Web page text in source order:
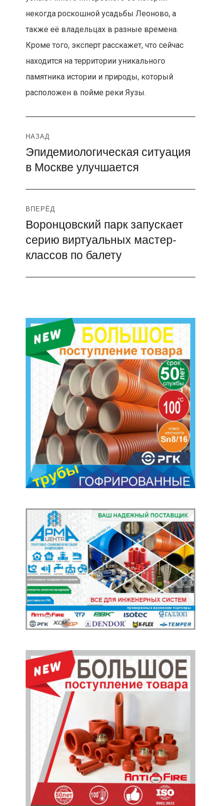
некогда роскошной усадьбы Леоново, а
также её владельцах в разные времена.
Кроме того, эксперт расскажет, что сейчас
находится на территории уникального
памятника истории и природы, который
расположен в пойме реки Яузы.
Навигация
по
НАЗАД
Предыдущая
запись:
Эпидемиологическая ситуация
в Москве улучшается
ВПЕРЁД
Следующая
запись:
Воронцовский парк запускает
серию виртуальных мастер-
классов по балету